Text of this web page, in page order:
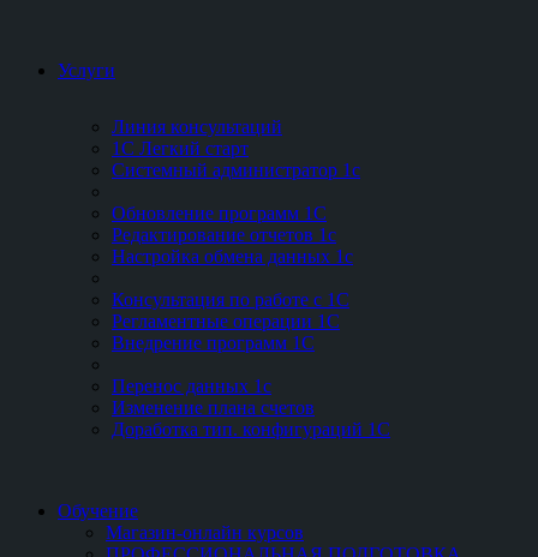
Услуги
Линия консультаций
1С Легкий старт
Системный администратор 1с
Обновление программ 1С
Редактирование отчетов 1с
Настройка обмена данных 1с
Консультация по работе с 1С
Регламентные операции 1С
Внедрение программ 1С
Перенос данных 1с
Изменение плана счетов
Доработка тип. конфигураций 1С
Обучение
Магазин-онлайн курсов